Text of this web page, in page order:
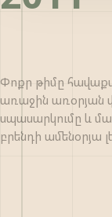
Փոքր թիմը
առաջին առօրյան
սպասարկումը և
բրենդի ամենօրյա